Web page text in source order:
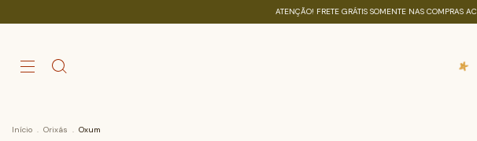
ATENÇÃO! FRETE GRÁTIS SOMENTE NAS COMPRAS ACIMA DE R$250,00.
Início . Orixás . Oxum